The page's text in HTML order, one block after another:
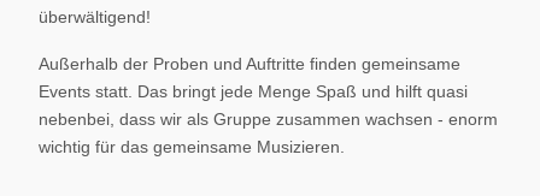
überwältigend!
Außerhalb der Proben und Auftritte finden gemeinsame
Events statt. Das bringt jede Menge Spaß und hilft quasi
nebenbei, dass wir als Gruppe zusammen wachsen - enorm
wichtig für das gemeinsame Musizieren.